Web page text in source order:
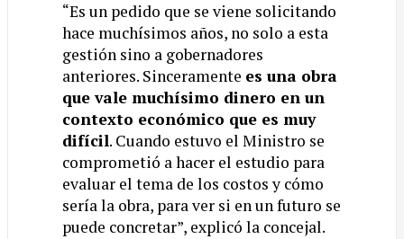
“Es un pedido que se viene solicitando
hace muchísimos años, no solo a esta
gestión sino a gobernadores
anteriores. Sinceramente es una obra
que vale muchísimo dinero en un
contexto económico que es muy
difícil. Cuando estuvo el Ministro se
comprometió a hacer el estudio para
evaluar el tema de los costos y cómo
sería la obra, para ver si en un futuro se
puede concretar”, explicó la concejal.